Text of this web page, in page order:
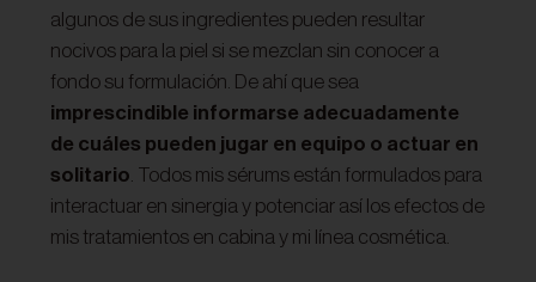
algunos de sus ingredientes pueden resultar
nocivos para la piel si se mezclan sin conocer a
fondo su formulación. De ahí que sea
imprescindible informarse adecuadamente
de cuáles pueden jugar en equipo o actuar en
solitario . Todos mis sérums están formulados para
interactuar en sinergia y potenciar así los efectos de
mis tratamientos en cabina y mi línea cosmética.